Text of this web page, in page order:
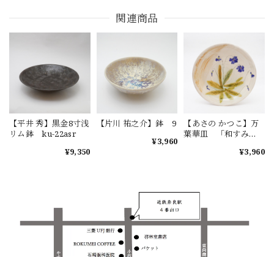
関連商品
【平井 秀】黒金8寸浅
リム鉢 ku-22asr
¥9,350
【片川 祐之介】鉢 9
¥3,960
【あさの かつこ】万
葉華皿 「和すみ
¥3,960